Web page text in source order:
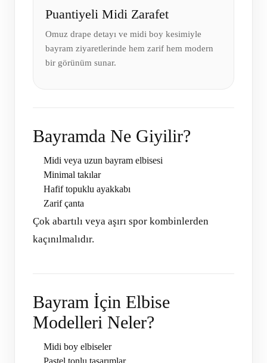
Puantiyeli Midi Zarafet
Omuz drape detayı ve midi boy kesimiyle
bayram ziyaretlerinde hem zarif hem modern
bir görünüm sunar.
Bayramda Ne Giyilir?
Midi veya uzun bayram elbisesi
Minimal takılar
Hafif topuklu ayakkabı
Zarif çanta
Çok abartılı veya aşırı spor kombinlerden
kaçınılmalıdır.
Bayram İçin Elbise
Modelleri Neler?
Midi boy elbiseler
Pastel tonlu tasarımlar